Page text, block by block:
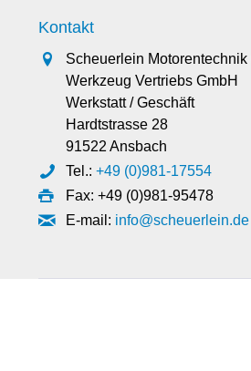
Kontakt
Scheuerlein Motorentechnik
Werkzeug Vertriebs GmbH
Werkstatt / Geschäft
Hardtstrasse 28
91522 Ansbach
Tel.: +49 (0)981-17554
Fax: +49 (0)981-95478
E-mail: info@scheuerlein.de